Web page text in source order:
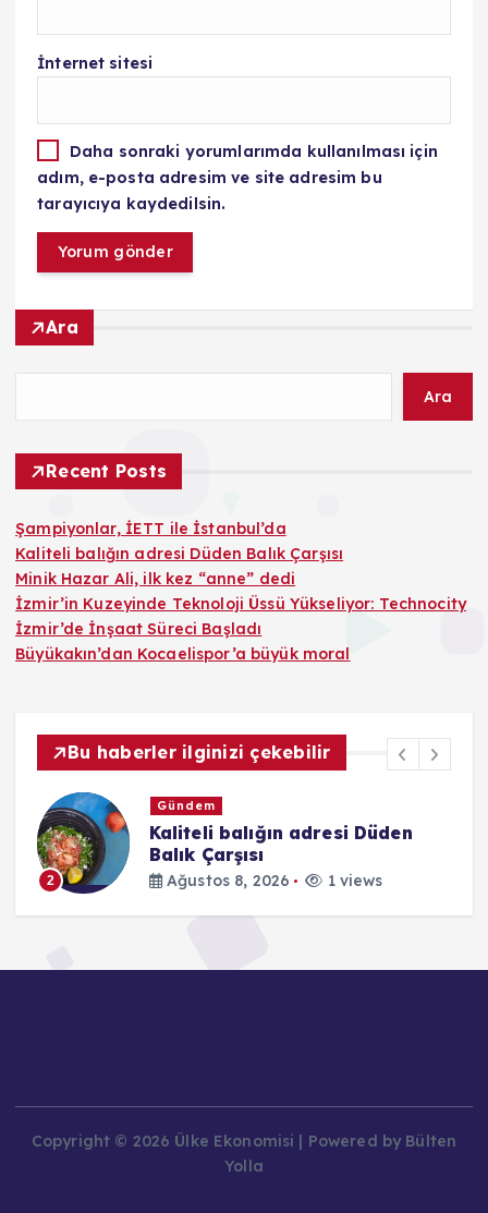
İnternet sitesi
Daha sonraki yorumlarımda kullanılması için
adım, e-posta adresim ve site adresim bu
tarayıcıya kaydedilsin.
Ara
Ara
Recent Posts
Şampiyonlar, İETT ile İstanbul’da
Kaliteli balığın adresi Düden Balık Çarşısı
Minik Hazar Ali, ilk kez “anne” dedi
İzmir’in Kuzeyinde Teknoloji Üssü Yükseliyor: Technocity
İzmir’de İnşaat Süreci Başladı
Büyükakın’dan Kocaelispor’a büyük moral
Bu haberler ilginizi çekebilir
2
Gündem
Kaliteli balığın adresi Düden
Balık Çarşısı
Ağustos 8, 2026 1 views
Copyright © 2026 Ülke Ekonomisi | Powered by Bülten
Yolla